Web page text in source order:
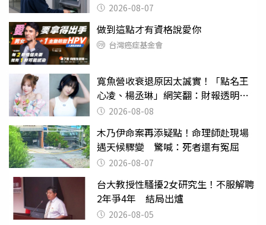
2026-08-07
做到這點才有資格說愛你
台灣癌症基金會
寬魚營收衰退原因太誠實！「點名王
心凌、楊丞琳」網笑翻：財報透明度
滿分2026-08-08
木乃伊命案再添疑點！命理師赴現場
遇天候驟變 驚喊：死者還有冤屈
2026-08-07
台大教授性騷擾2女研究生！不服解聘
2年爭4年 結局出爐
2026-08-05